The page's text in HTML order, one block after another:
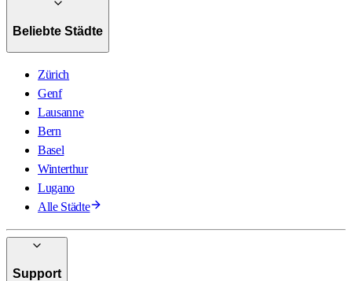
Beliebte Städte
Zürich
Genf
Lausanne
Bern
Basel
Winterthur
Lugano
Alle Städte
Support